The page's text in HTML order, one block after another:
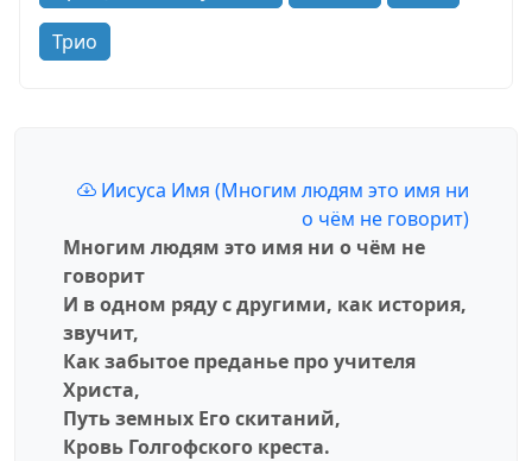
Трио
Иисуса Имя (Многим людям это имя ни
о чём не говорит)
Многим людям это имя ни о чём не
говорит
И в одном ряду с другими, как история,
звучит,
Как забытое преданье про учителя
Христа,
Путь земных Его скитаний,
Кровь Голгофского креста.